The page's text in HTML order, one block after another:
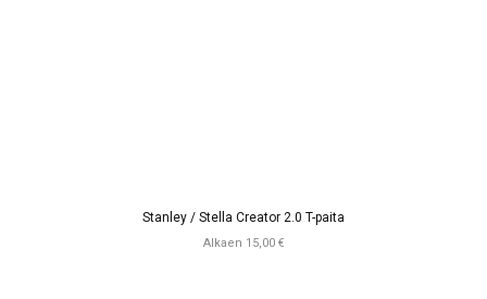
Stanley / Stella Creator 2.0 T-paita
Alkaen 15,00 €